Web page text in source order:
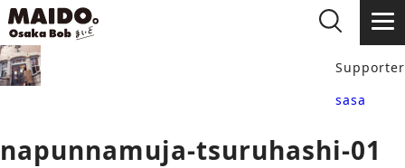
Supporter
sasa
napunnamuja-tsuruhashi-01